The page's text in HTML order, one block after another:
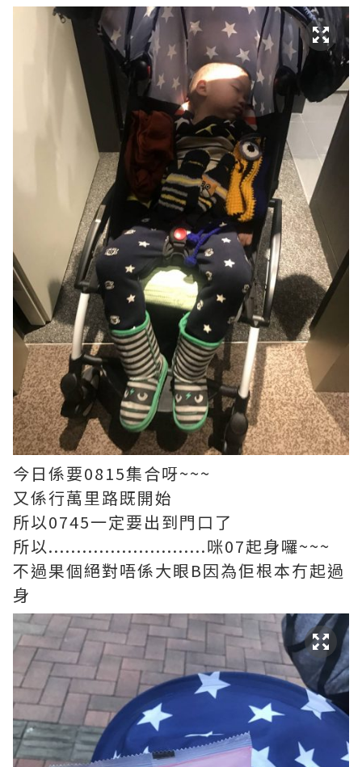
今日係要0815集合呀~~~
又係行萬里路既開始
所以0745一定要出到門口了
所以............................咪07起身囉~~~
不過果個絕對唔係大眼B因為佢根本冇起過
身